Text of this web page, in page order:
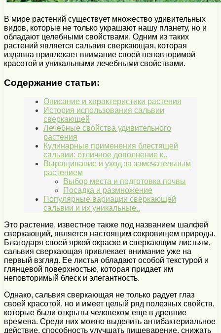
В мире растений существует множество удивительных
видов, которые не только украшают нашу планету, но и
обладают целебными свойствами. Одним из таких
растений является сальвия сверкающая, которая
издавна привлекает внимание своей неповторимой
красотой и уникальными лечебными свойствами.
Содержание статьи:
Описание и характеристики растения
История использования сальвии
сверкающей
Лечебные свойства удивительного
растения
Кулинарные применения блестящей
сальвии: отличное дополнение к..
Выращивание и уход за замечательным
растением
Выбор места и подготовка почвы
Посадка и размножение
Популярные вариации сверкающей
сальвии и их уникальные..
Это растение, известное также под названием шалфей
сверкающий, является настоящим сокровищем природы.
Благодаря своей яркой окраске и сверкающим листьям,
сальвия сверкающая привлекает внимание уже на
первый взгляд. Ее листья обладают особой текстурой и
глянцевой поверхностью, которая придает им
неповторимый блеск и элегантность.
Однако, сальвия сверкающая не только радует глаз
своей красотой, но и имеет целый ряд полезных свойств,
которые были открыты человеком еще в древние
времена. Среди них можно выделить антибактериальное
действие, способность улучшать пищеварение, снижать